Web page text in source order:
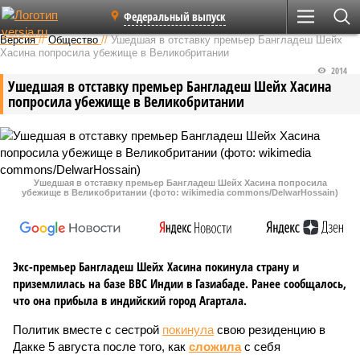
Федеральный выпуск
Версия //Общество //Ушедшая в отставку премьер Бангладеш Шейх
Хасина попросила убежище в Великобритании
Ушедшая в отставку премьер Бангладеш Шейх Хасина
попросила убежище в Великобритании
2014
Ушедшая в отставку премьер Бангладеш Шейх Хасина попросила
убежище в Великобритании (фото: wikimedia commons/DelwarHossain)
Экс-премьер Бангладеш Шейх Хасина покинула страну и
приземлилась на базе ВВС Индии в Газиабаде. Ранее сообщалось,
что она прибыла в индийский город Агартала.
Политик вместе с сестрой покинула свою резиденцию в
Дакке 5 августа после того, как сложилас себя